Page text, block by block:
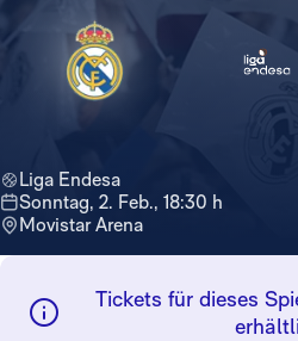
Liga Endesa
Sonntag, 2. Feb., 18:30 h
Movistar Arena
Tickets für dieses